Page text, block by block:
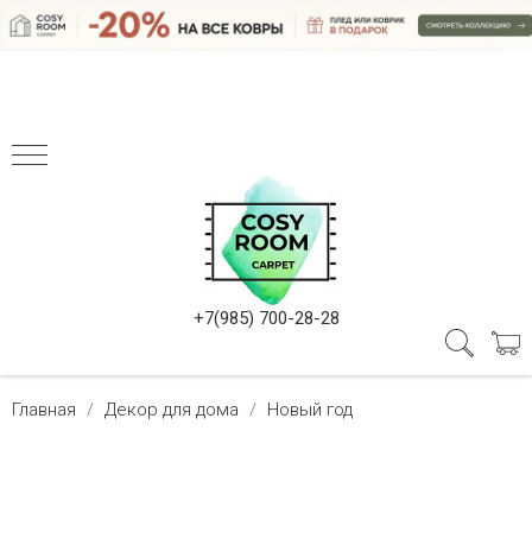
+7(985) 700-28-28
Главная Декор для дома Новый год